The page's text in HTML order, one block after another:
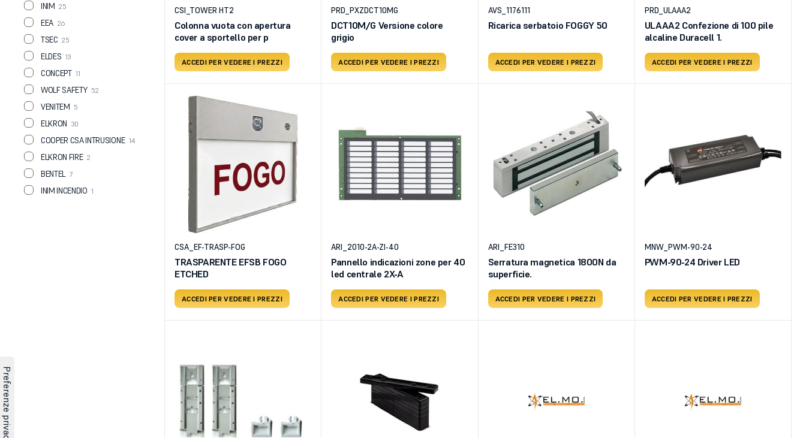
INIM 25
EEA 26
TSEC 25
ELDES 13
CONCEPT 11
WOLF SAFETY 52
VENITEM 5
ELKRON 30
COOPER CSA INTRUSIONE 14
ELKRON FIRE 2
BENTEL 7
INIM INCENDIO 1
CSI_TOWER HT2
Colonna vuota con apertura
cover a sportello per p
ACCEDI PER VEDERE I PREZZI
PRD_PXZDCT10MG
DCT10M/G Versione colore
grigio
ACCEDI PER VEDERE I PREZZI
AVS_1176111
Ricarica serbatoio FOGGY 50
ACCEDI PER VEDERE I PREZZI
PRD_ULAAA2
ULAAA2 Confezione di 100 pile
alcaline Duracell 1.
ACCEDI PER VEDERE I PREZZI
CSA_EF-TRASP-FOG
TRASPARENTE EFSB FOGO
ETCHED
ACCEDI PER VEDERE I PREZZI
ARI_2010-2A-ZI-40
Pannello indicazioni zone per 40
led centrale 2X-A
ACCEDI PER VEDERE I PREZZI
ARI_FE310
Serratura magnetica 1800N da
superficie.
ACCEDI PER VEDERE I PREZZI
MNW_PWM-90-24
PWM-90-24 Driver LED
ACCEDI PER VEDERE I PREZZI